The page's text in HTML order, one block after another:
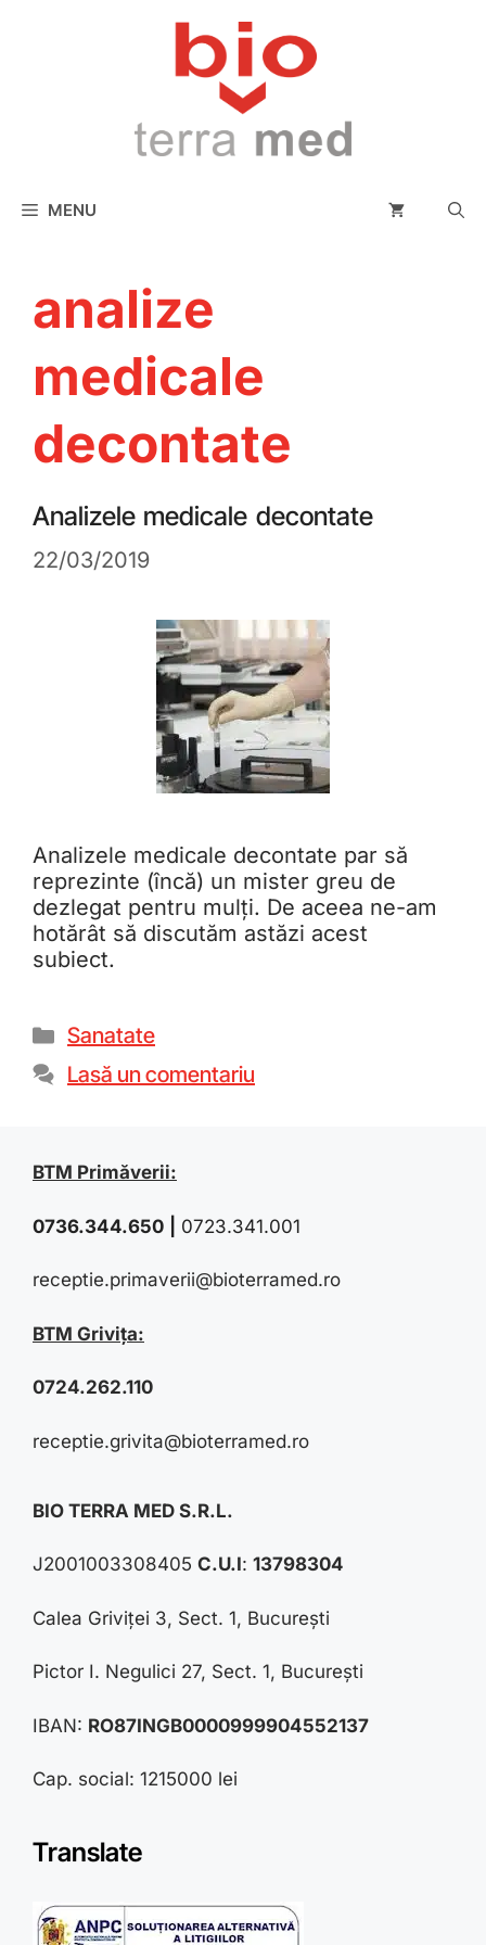
MENU
analize
medicale
decontate
Analizele medicale decontate
22/03/2019
Analizele medicale decontate par să
reprezinte (încă) un mister greu de
dezlegat pentru mulți. De aceea ne-am
hotărât să discutăm astăzi acest
subiect.
Sanatate
Lasă un comentariu
BTM Primăverii:
0736.344.650 0723.341.001
receptie.primaverii@bioterramed.ro
BTM Grivița:
0724.262.110
receptie.grivita@bioterramed.ro
BIO TERRA MED S.R.L.
J2001003308405 C.U.I: 13798304
Calea Griviței 3, Sect. 1, București
Pictor I. Negulici 27, Sect. 1, București
IBAN: RO87INGB0000999904552137
Cap. social: 1215000 lei
Translate